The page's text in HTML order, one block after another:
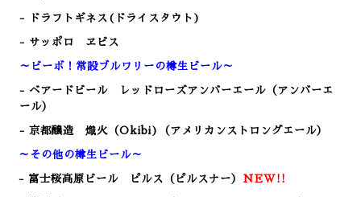
- ドラフトギネス(ドライスタウト)
- サッポロ ヱビス
～ビーボ！常設ブルワリーの樽生ビール～
- ベアードビール レッドローズアンバーエール（アンバーエ
ール）
- 京都醸造 熾火（Okibi)（アメリカンストロングエール）
～その他の樽生ビール～
- 富士桜高原ビール ピルス（ピルスナー） NEW!!